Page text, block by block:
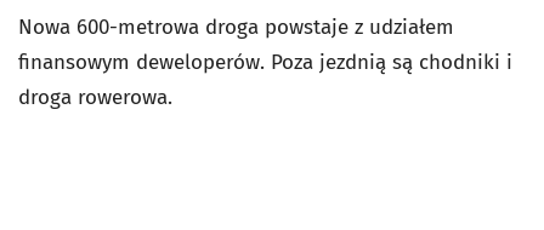
Nowa 600-metrowa droga powstaje z udziałem
finansowym deweloperów. Poza jezdnią są chodniki i
droga rowerowa.